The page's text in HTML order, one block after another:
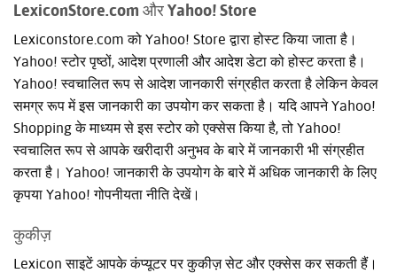
LexiconStore.com और Yahoo! Store
Lexiconstore.com को Yahoo! Store द्वारा होस्ट किया जाता है।
Yahoo! स्टोर पृष्ठों, आदेश प्रणाली और आदेश डेटा को होस्ट करता है।
Yahoo! स्वचालित रूप से आदेश जानकारी संग्रहीत करता है लेकिन केवल
समग्र रूप में इस जानकारी का उपयोग कर सकता है। यदि आपने Yahoo!
Shopping के माध्यम से इस स्टोर को एक्सेस किया है, तो Yahoo!
स्वचालित रूप से आपके खरीदारी अनुभव के बारे में जानकारी भी संग्रहीत
करता है। Yahoo! जानकारी के उपयोग के बारे में अधिक जानकारी के लिए
कृपया Yahoo! गोपनीयता नीति देखें।
कुकीज़
Lexicon साइटें आपके कंप्यूटर पर कुकीज़ सेट और एक्सेस कर सकती हैं।